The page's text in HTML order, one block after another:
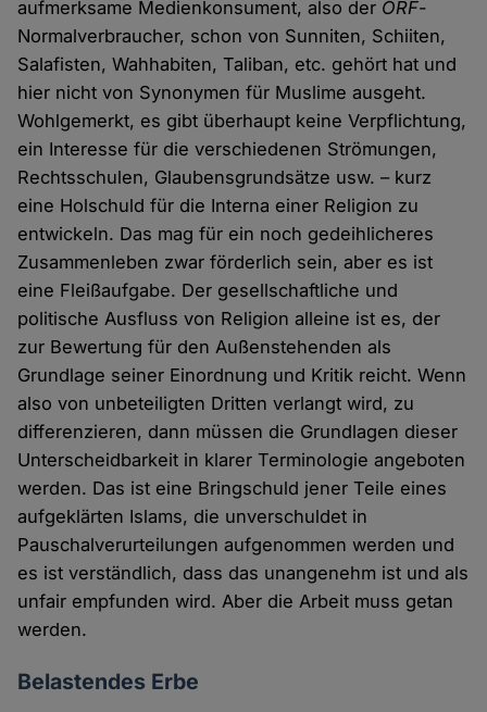
aufmerksame Medienkonsument, also der ORF-
Normalverbraucher, schon von Sunniten, Schiiten,
Salafisten, Wahhabiten, Taliban, etc. gehört hat und
hier nicht von Synonymen für Muslime ausgeht.
Wohlgemerkt, es gibt überhaupt keine Verpflichtung,
ein Interesse für die verschiedenen Strömungen,
Rechtsschulen, Glaubensgrundsätze usw. – kurz
eine Holschuld für die Interna einer Religion zu
entwickeln. Das mag für ein noch gedeihlicheres
Zusammenleben zwar förderlich sein, aber es ist
eine Fleißaufgabe. Der gesellschaftliche und
politische Ausfluss von Religion alleine ist es, der
zur Bewertung für den Außenstehenden als
Grundlage seiner Einordnung und Kritik reicht. Wenn
also von unbeteiligten Dritten verlangt wird, zu
differenzieren, dann müssen die Grundlagen dieser
Unterscheidbarkeit in klarer Terminologie angeboten
werden. Das ist eine Bringschuld jener Teile eines
aufgeklärten Islams, die unverschuldet in
Pauschalverurteilungen aufgenommen werden und
es ist verständlich, dass das unangenehm ist und als
unfair empfunden wird. Aber die Arbeit muss getan
werden.
Belastendes Erbe